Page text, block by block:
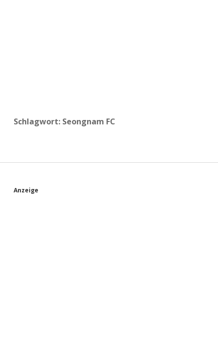
Schlagwort: Seongnam FC
S
Anzeige